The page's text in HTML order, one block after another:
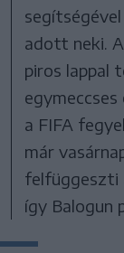
adott neki.
piros lappal
a FIFA
már
felfüggeszti
így Balogun